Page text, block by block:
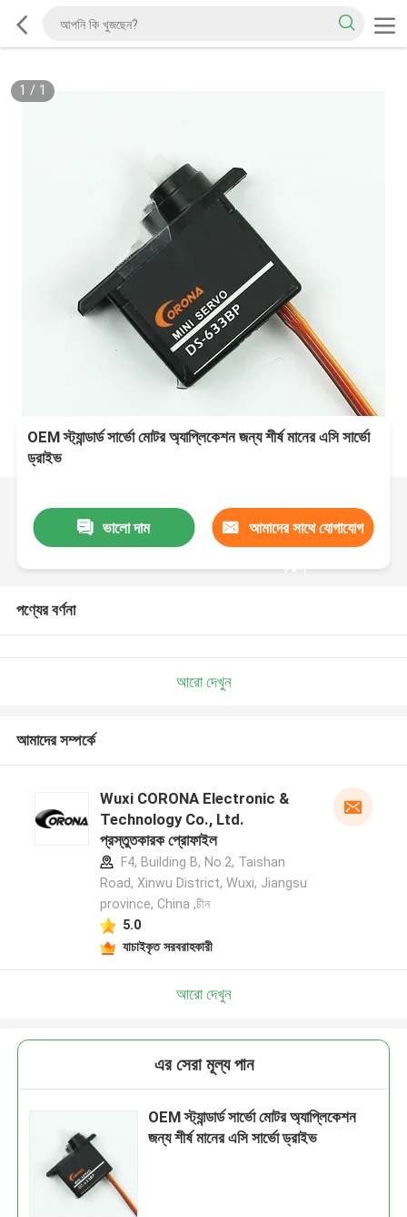
1 / 1
OEM স্ট্যান্ডার্ড সার্ভো মোটর অ্যাপ্লিকেশন জন্য শীর্ষ মানের এসি সার্ভো
ড্রাইভ
ভালো দাম আমাদের সাথে যোগাযোগ
করুন
পণ্যের বর্ণনা
আরো দেখুন
আমাদের সম্পর্কে
Wuxi CORONA Electronic &
Technology Co., Ltd.
প্রস্তুতকারক প্রোফাইল
F4, Building B, No.2, Taishan
Road, Xinwu District, Wuxi, Jiangsu
province, China ,চীন
5.0
যাচাইকৃত সরবরাহকারী
আরো দেখুন
এর সেরা মূল্য পান
OEM স্ট্যান্ডার্ড সার্ভো মোটর অ্যাপ্লিকেশন
জন্য শীর্ষ মানের এসি সার্ভো ড্রাইভ